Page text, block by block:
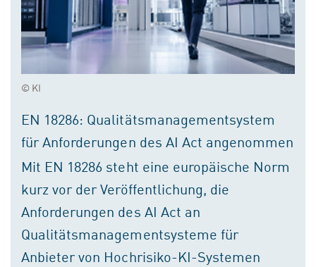
© KI
EN 18286: Qualitätsmanagementsystem
für Anforderungen des AI Act angenommen
Mit EN 18286 steht eine europäische Norm
kurz vor der Veröffentlichung, die
Anforderungen des AI Act an
Qualitätsmanagementsysteme für
Anbieter von Hochrisiko-KI-Systemen